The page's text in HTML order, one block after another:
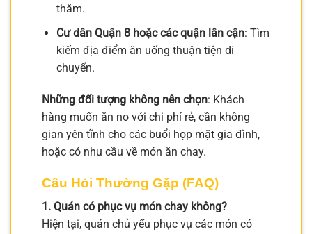
thăm.
Cư dân Quận 8 hoặc các quận lân cận: Tìm
kiếm địa điểm ăn uống thuận tiện di
chuyển.
Những đối tượng không nên chọn: Khách
hàng muốn ăn no với chi phí rẻ, cần không
gian yên tĩnh cho các buổi họp mặt gia đình,
hoặc có nhu cầu về món ăn chay.
Câu Hỏi Thường Gặp (FAQ)
1. Quán có phục vụ món chay không?
Hiện tại, quán chủ yếu phục vụ các món có